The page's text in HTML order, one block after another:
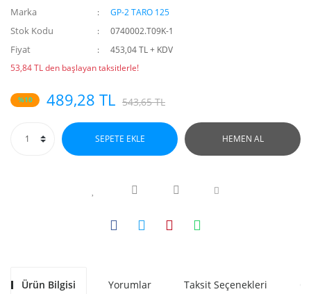
Marka GP-2 TARO 125
Stok Kodu 0740002.T09K-1
Fiyat
453,04 TL + KDV
53,84 TL den başlayan taksitlerle!
%10 489,28 TL 543,65 TL
SEPETE EKLE HEMEN AL
Ürün Bilgisi Yorumlar Taksit Seçenekleri